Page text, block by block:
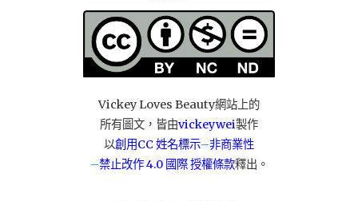
初
北
海
道
湯
喱
專
賣
期
Vickey Loves Beauty網站上的
所有圖文，皆由vickeywei製作
以創用CC 姓名標示–非商業性
–禁止改作4.0 國際 授權條款釋出。